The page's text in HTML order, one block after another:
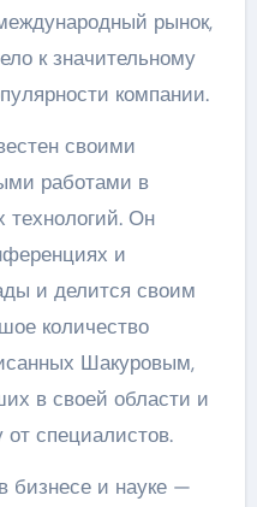
рынок,
к значительному
компании.
своими
работами в
Он
и
и делится своим
количество
Шакуровым,
в своей области и
специалистов.
бизнесе и науке —